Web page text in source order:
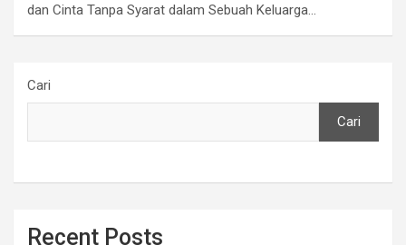
dan Cinta Tanpa Syarat dalam Sebuah Keluarga…
Cari
Cari
Recent Posts